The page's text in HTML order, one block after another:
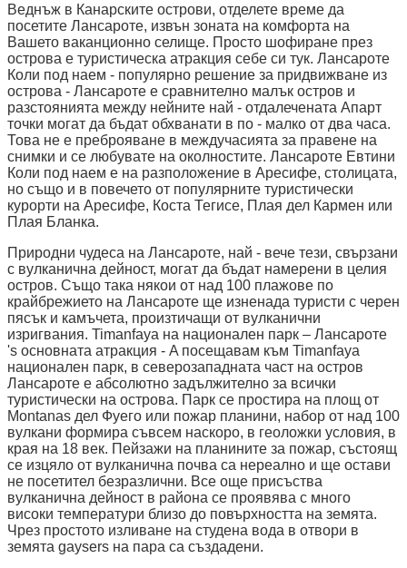
Веднъж в Канарските острови, отделете време да
посетите Лансароте, извън зоната на комфорта на
Вашето ваканционно селище. Просто шофиране през
острова е туристическа атракция себе си тук. Лансароте
Коли под наем - популярно решение за придвижване из
острова - Лансароте е сравнително малък остров и
разстоянията между нейните най - отдалечената Апарт
точки могат да бъдат обхванати в по - малко от два часа.
Това не е преброяване в междучасията за правене на
снимки и се любувате на околностите. Лансароте Евтини
Коли под наем е на разположение в Аресифе, столицата,
но също и в повечето от популярните туристически
курорти на Аресифе, Коста Тегисе, Плая дел Кармен или
Плая Бланка.
Природни чудеса на Лансароте, най - вече тези, свързани
с вулканична дейност, могат да бъдат намерени в целия
остров. Също така някои от над 100 плажове по
крайбрежието на Лансароте ще изненада туристи с черен
пясък и камъчета, произтичащи от вулканични
изригвания. Timanfaya на национален парк – Лансароте
's основната атракция - A посещавам към Timanfaya
национален парк, в северозападната част на остров
Лансароте е абсолютно задължително за всички
туристически на острова. Парк се простира на площ от
Montanas дел Фуего или пожар планини, набор от над 100
вулкани формира съвсем наскоро, в геоложки условия, в
края на 18 век. Пейзажи на планините за пожар, състоящ
се изцяло от вулканична почва са нереално и ще остави
не посетител безразлични. Все още присъства
вулканична дейност в района се проявява с много
високи температури близо до повърхността на земята.
Чрез простото изливане на студена вода в отвори в
земята gaysers на пара са създадени.